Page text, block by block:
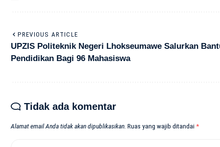
PREVIOUS ARTICLE
UPZIS Politeknik Negeri Lhokseumawe Salurkan
Pendidikan Bagi 96 Mahasiswa
Tidak ada komentar
Alamat email Anda tidak akan dipublikasikan. Ruas yang wajib ditandai*